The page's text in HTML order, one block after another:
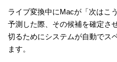
ライブ変換中にMacが「次はこ
予測した際、その候補を確定さ
切るためにシステムが自動でス
ます。